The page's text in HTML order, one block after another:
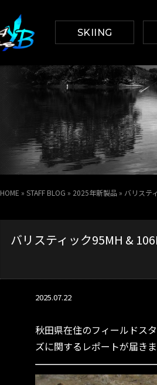
SKIING
HOME » STAFF BLOG » 2025年新製品 » バリステ
バリスティック95MH &
2025.07.22
秋田県在住のフィールドス
ズに関するレポートが届きま